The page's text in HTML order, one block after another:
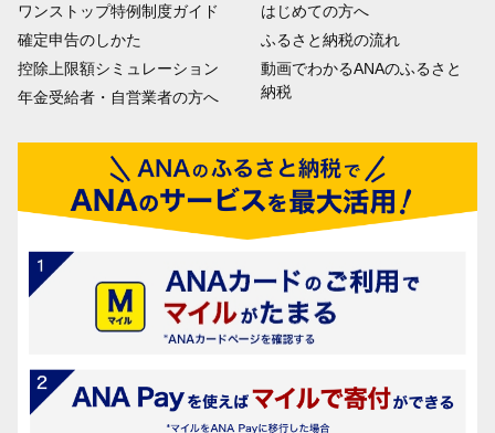
ワンストップ特例制度ガイド
確定申告のしかた
控除上限額シミュレーション
年金受給者・自営業者の方へ
はじめての方へ
ふるさと納税の流れ
動画でわかるANAのふるさと
納税